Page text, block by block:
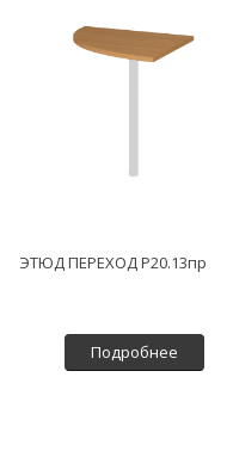
ЭТЮД ПЕРЕХОД P20.13пр
Подробнее